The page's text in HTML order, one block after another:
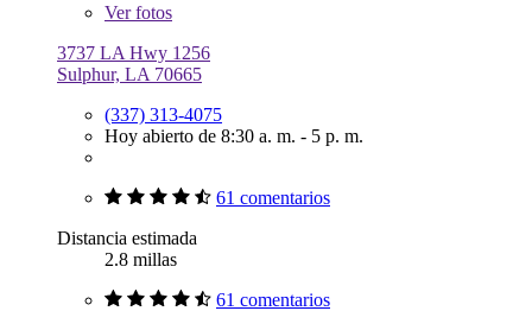
Verfotos
3737 LA Hwy 1256
Sulphur, LA 70665
(337) 313-4075
Hoy abierto de 8:30 a. m. - 5 p. m.
61 comentarios
Distancia estimada
2.8 millas
61 comentarios